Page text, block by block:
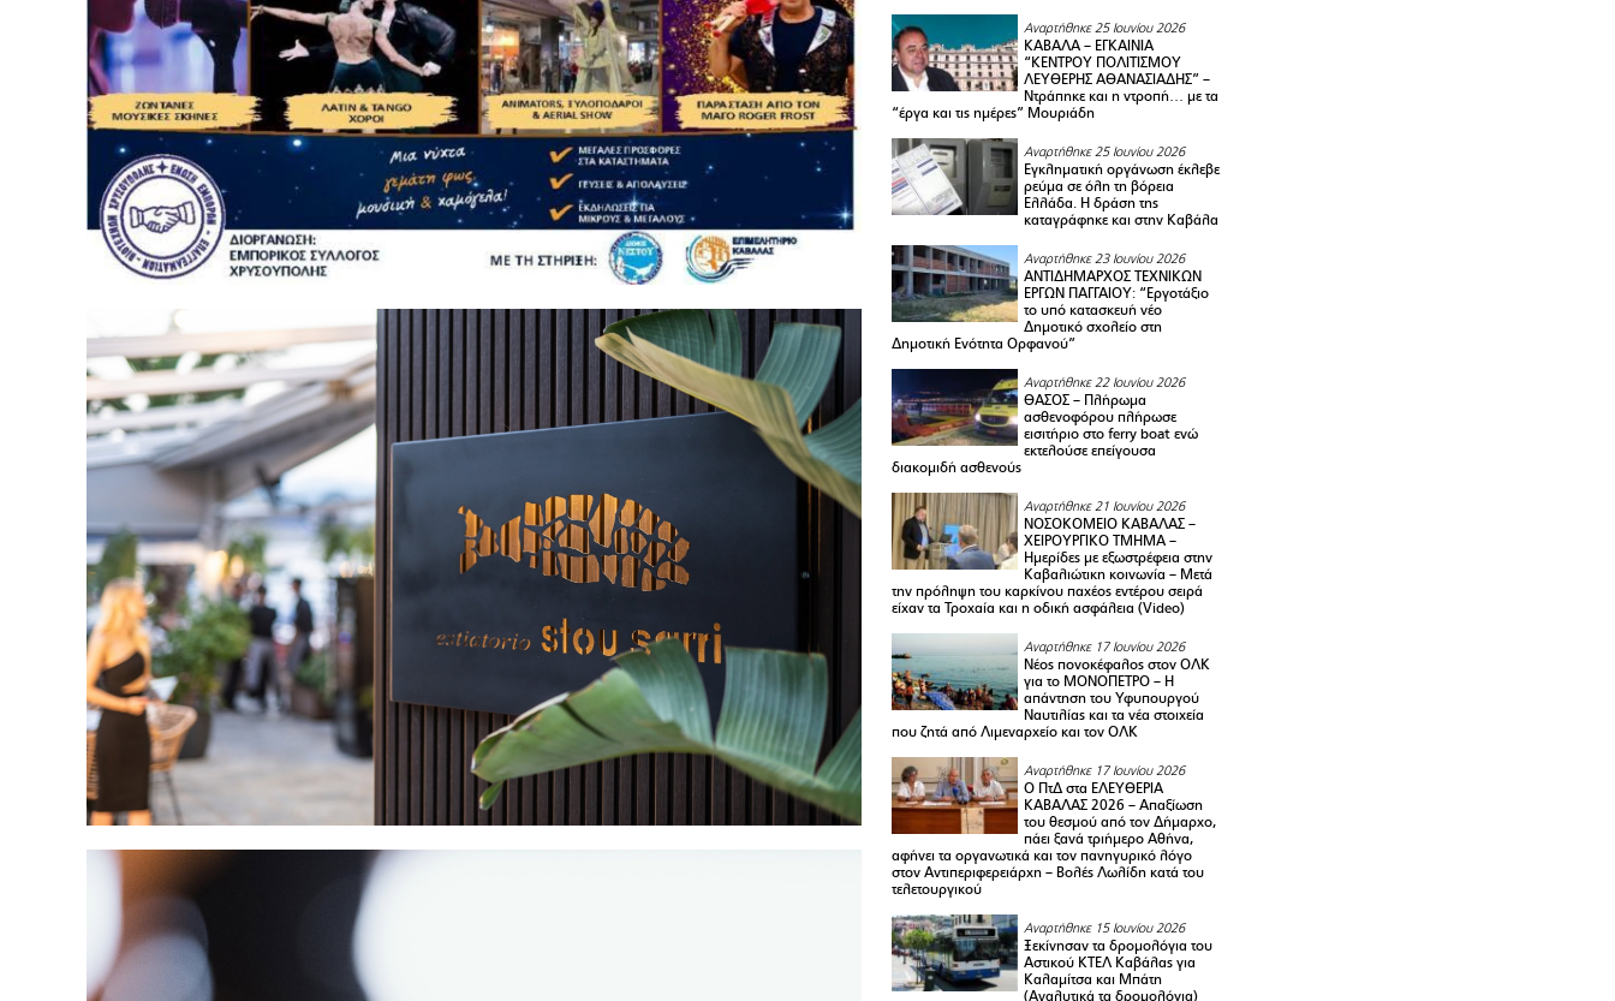
Αναρτήθηκε 25 Ιουνίου 2026
ΚΑΒΑΛΑ – ΕΓΚΑΙΝΙΑ
“ΚΕΝΤΡΟΥ ΠΟΛΙΤΙΣΜΟΥ
ΛΕΥΘΕΡΗΣ ΑΘΑΝΑΣΙΑΔΗΣ” –
Ντράπηκε και η ντροπή… με τα
“έργα και τις ημέρες” Μουριάδη
Αναρτήθηκε 25 Ιουνίου 2026
Εγκληματική οργάνωση έκλεβε
ρεύμα σε όλη τη βόρεια
Ελλάδα. Η δράση της
καταγράφηκε και στην Καβάλα
Αναρτήθηκε 23 Ιουνίου 2026
ΑΝΤΙΔΗΜΑΡΧΟΣ ΤΕΧΝΙΚΩΝ
ΕΡΓΩΝ ΠΑΓΓΑΙΟΥ: “Εργοτάξιο
το υπό κατασκευή νέο
Δημοτικό σχολείο στη
Δημοτική Ενότητα Ορφανού”
Αναρτήθηκε 22 Ιουνίου 2026
ΘΑΣΟΣ – Πλήρωμα
ασθενοφόρου πλήρωσε
εισιτήριο στο ferry boat ενώ
εκτελούσε επείγουσα
διακομιδή ασθενούς
Αναρτήθηκε 21 Ιουνίου 2026
ΝΟΣΟΚΟΜΕΙΟ ΚΑΒΑΛΑΣ –
ΧΕΙΡΟΥΡΓΙΚΟ ΤΜΗΜΑ –
Ημερίδες με εξωστρέφεια στην
Καβαλιώτικη κοινωνία – Μετά
την πρόληψη του καρκίνου παχέος εντέρου σειρά
είχαν τα Τροχαία και η οδική ασφάλεια (Video)
Αναρτήθηκε 17 Ιουνίου 2026
Νέος πονοκέφαλος στον ΟΛΚ
για το ΜΟΝΟΠΕΤΡΟ – Η
απάντηση του Υφυπουργού
Ναυτιλίας και τα νέα στοιχεία
που ζητά από Λιμεναρχείο και τον ΟΛΚ
Αναρτήθηκε 17 Ιουνίου 2026
Ο ΠτΔ στα ΕΛΕΥΘΕΡΙΑ
ΚΑΒΑΛΑΣ 2026 – Απαξίωση
του θεσμού από τον Δήμαρχο,
πάει ξανά τριήμερο Αθήνα,
αφήνει τα οργανωτικά και τον πανηγυρικό λόγο
στον Αντιπεριφερειάρχη – Βολές Λωλίδη κατά του
τελετουργικού
Αναρτήθηκε 15 Ιουνίου 2026
Ξεκίνησαν τα δρομολόγια του
Αστικού ΚΤΕΛ Καβάλας για
Καλαμίτσα και Μπάτη
(Αναλυτικά τα δρομολόγια)